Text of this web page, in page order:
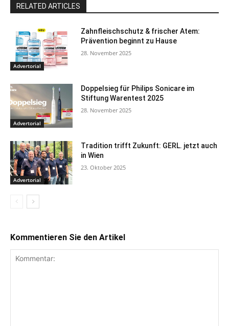
RELATED ARTICLES
Advertorial
Zahnfleischschutz & frischer Atem:
Prävention beginnt zu Hause
28. November 2025
Advertorial
Doppelsieg für Philips Sonicare im
Stiftung Warentest 2025
28. November 2025
Advertorial
Tradition trifft Zukunft: GERL. jetzt auch
in Wien
23. Oktober 2025
Kommentieren Sie den Artikel